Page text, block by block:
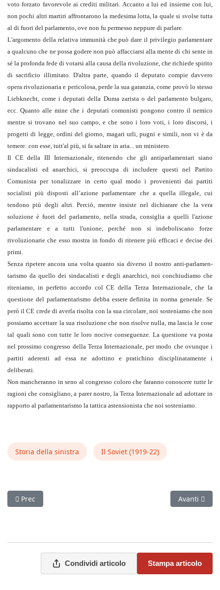
voto forzato favorevole ai crediti militari. Accanto a lui ed insieme con lui,
non pochi altri martiri affrontarono la medesima lotta, la quale si svolse tutta
al di fuori del parlamento, ove non fu permesso neppure di parlare.
L'argomento della relativa immunità che può dare il privilegio parlamentare
a qualcuno che ne possa godere non può affacciarsi alla mente di chi sente in
sé la profonda fede di votarsi alla causa della rivoluzione, che richiede spirito
di sacrificio illimitato. D'altra parte, quando il deputato compie davvero
opera rivolu­zionaria e pericolosa, perde la sua garanzia, come provò lo stesso
Liebknecht, come i deputati della Duma zarista o del parlamento bulgaro,
ecc. Quanto alle mine che i deputati comunisti pongono contro il nemico
mentre si trovano nel suo campo, e che sono i loro voti, i loro discorsi, i
progetti di legge, ordini del giorno, magari urli, pugni e simili, non vi è da
temere: con esse, tutt'al più, si fa saltare in aria... un ministero.
Il CE della III Internazionale, ritenendo che gli antiparlamentari siano
sindacalisti ed anarchici, si preoccupa di includere questi nel Partito
Comunista per tonalizzare in certo qual modo i provenienti dai partiti
socialisti più disposti all’azione parlamentare che a quella illegale, cui
tendono più degli altri. Perciò, mentre insiste nel dichiarare che la vera
soluzione è fuori del parlamento, nella strada, consiglia a quelli l'azione
parlamentare e a tutti l'unione, perché non si indeboliscano forze
rivoluzionarie che esso mostra in fondo di ritenere più efficaci e decise dei
primi.
Senza ripetere ancora una volta quanto sia diverso il nostro anti-parlamen­
tarismo da quello dei sindacalisti e degli anarchici, noi conchiudiamo che
riteniamo, in perfetto accordo col CE della Terza Internazionale, che la
questione del parla­mentarismo debba essere definita in norma generale. Se
però il CE crede di averla risolta con la sua circolare, noi sosteniamo che non
possiamo accettare la sua risoluzione che non risolve nulla, ma lascia le cose
tal quali sono con tutte le loro nocive conseguenze. La questione va posta
nel prossimo congresso della Terza Internazionale, per modo che ovunque i
partiti aderenti ad essa ne adottino e pratichino disciplinatamente i
deliberati.
Non mancheranno in seno al congresso coloro che faranno conoscere tutte le
ragioni che consigliano, a parer nostro, la Terza Internazionale ad adottare in
rapporto al parlamentarismo la tattica astensionista che noi sosteniamo.
Storia della sinistra Il Soviet (1919‑22)
Articolo precedente: Il Partito comunista tedesco (Il Soviet,
Prec Articolo
Avanti
Condividi articolo Stampa articolo